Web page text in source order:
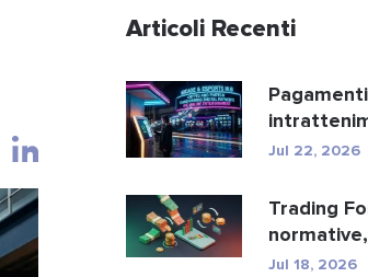
Articoli Recenti
ecco
Jul 22, 2026
Trading
di trading.
Jul 18, 2026